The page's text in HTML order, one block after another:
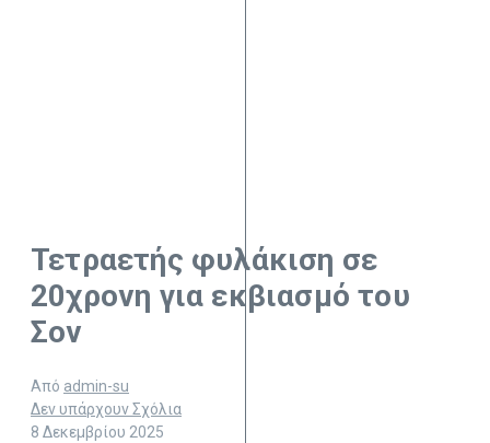
Τετραετής φυλάκιση σε
20χρονη για εκβιασμό του
Σον
Από admin-su
Δεν υπάρχουν Σχόλια
8 Δεκεμβρίου 2025